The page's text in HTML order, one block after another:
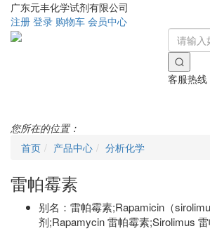
广东元丰化学试剂有限公司
注册 登录 购物车 会员中心
客服热线
您所在的位置：
首页
产品中心 分析化学
雷帕霉素
别名： 雷帕霉素;Rapamicin（
剂;Rapamycin 雷帕霉素;Sirolimus